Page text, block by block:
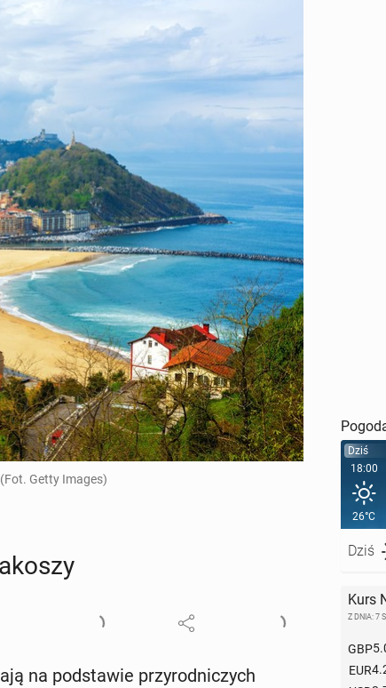
Getty Images)
na pod­sta­wie przy­rod­ni­czych
Dziś
18:00
26°C
Dziś
Kurs
Z DNIA: 7
GBP
EUR